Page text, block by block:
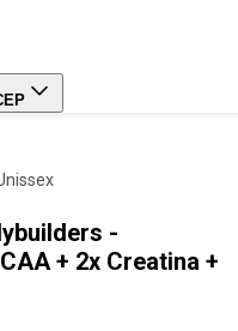
unissex
-
+ 2x Creatina +